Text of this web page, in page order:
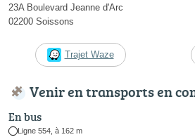
23A Boulevard Jeanne d'Arc
02200 Soissons
Trajet Waze
Venir en transports en
En bus
Ligne 554, à 162 m